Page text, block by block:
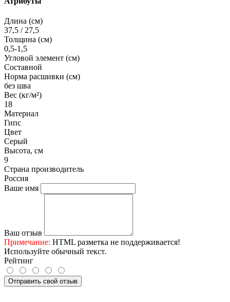
Длина (см)
37,5 / 27,5
Толщина (см)
0,5-1,5
Угловой элемент (см)
Составной
Норма расшивки (см)
без шва
Вес (кг/м²)
18
Материал
Гипс
Цвет
Серый
Высота, см
9
Страна производитель
Россия
Ваше имя
Ваш отзыв
Примечание: HTML разметка не поддерживается!
Используйте обычный текст.
Рейтинг
Отправить свой отзыв